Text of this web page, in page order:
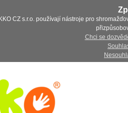
CZ s.r.o. používají nástroje pro
Chci se